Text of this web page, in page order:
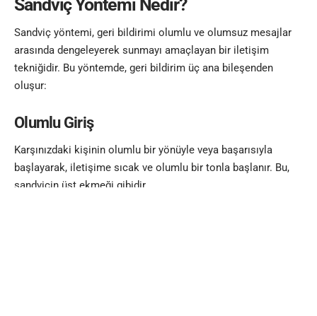
Sandviç Yöntemi Nedir?
Sandviç yöntemi, geri bildirimi olumlu ve olumsuz mesajlar
arasında dengeleyerek sunmayı amaçlayan bir iletişim
tekniğidir. Bu yöntemde, geri bildirim üç ana bileşenden
oluşur:
Olumlu Giriş
Karşınızdaki kişinin olumlu bir yönüyle veya başarısıyla
başlayarak, iletişime sıcak ve olumlu bir tonla başlanır. Bu,
sandviçin üst ekmeği gibidir.